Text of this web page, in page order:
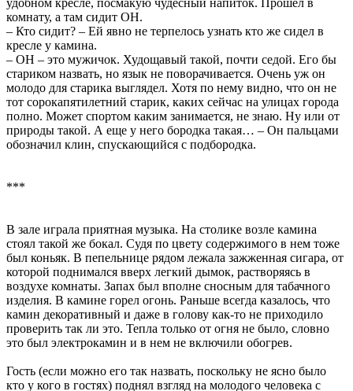
удобном кресле, посмакую чудесный напиток. Прошел в
комнату, а там сидит ОН.
– Кто сидит? – Ей явно не терпелось узнать кто же сидел в
кресле у камина.
– ОН – это мужичок. Худощавый такой, почти седой. Его бы
стариком назвать, но язык не поворачивается. Очень уж он
молодо для старика выглядел. Хотя по нему видно, что он не
тот сорокапятилетний старик, каких сейчас на улицах города
полно. Может спортом каким занимается, не знаю. Ну или от
природы такой. А еще у него бородка такая… – Он пальцами
обозначил клин, спускающийся с подбородка.
***
В зале играла приятная музыка. На столике возле камина
стоял такой же бокал. Судя по цвету содержимого в нем тоже
был коньяк. В пепельнице рядом лежала зажженная сигара, от
которой поднимался вверх легкий дымок, растворяясь в
воздухе комнаты. Запах был вполне сносным для табачного
изделия. В камине горел огонь. Раньше всегда казалось, что
камин декоративный и даже в голову как-то не приходило
проверить так ли это. Тепла только от огня не было, словно
это был электрокамин и в нем не включили обогрев.
Гость (если можно его так назвать, поскольку не ясно было
кто у кого в гостях) поднял взгляд на молодого человека с